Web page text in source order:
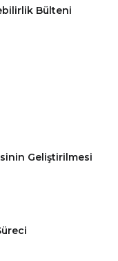
Bülteni
Geliştirilmesi